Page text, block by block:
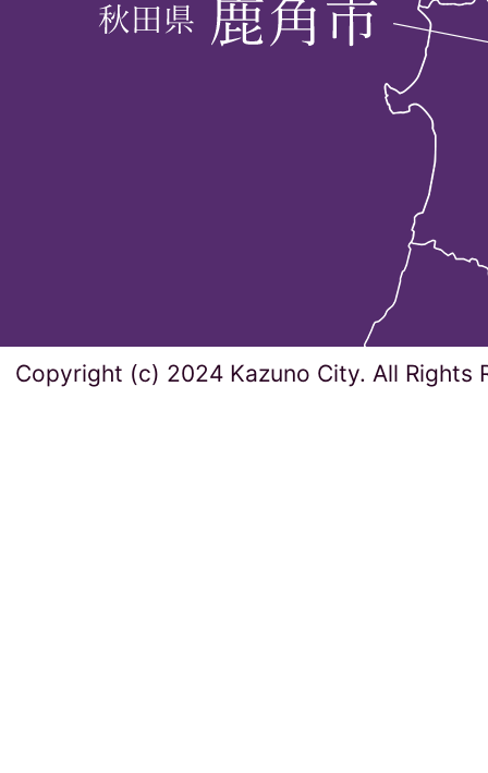
Copyright (c) 2024 Kazuno City. All Rights